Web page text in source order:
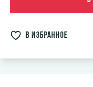
в избранное